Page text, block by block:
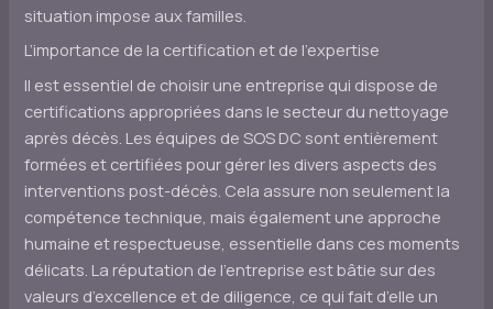
situation impose aux familles.
L’importance de la certification et de l’expertise
Il est essentiel de choisir une entreprise qui dispose de
certifications appropriées dans le secteur du nettoyage
après décès. Les équipes de SOS DC sont entièrement
formées et certifiées pour gérer les divers aspects des
interventions post-décès. Cela assure non seulement la
compétence technique, mais également une approche
humaine et respectueuse, essentielle dans ces moments
délicats. La réputation de l’entreprise est bâtie sur des
valeurs d’excellence et de diligence, ce qui fait d’elle un